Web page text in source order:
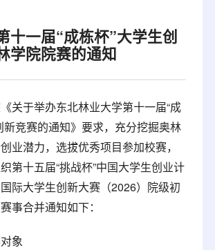
十一届“成栋杯”大学生创
学院院赛的通知
关于举办东北林业大学第十一届“成
新竞赛的通知》要求，充分挖掘奥林
业潜力，选拔优秀项目参加校赛，
第十五届“挑战杯”中国大学生创业计
际大学生创新大赛（2026）院级初
事合并通知如下：
象